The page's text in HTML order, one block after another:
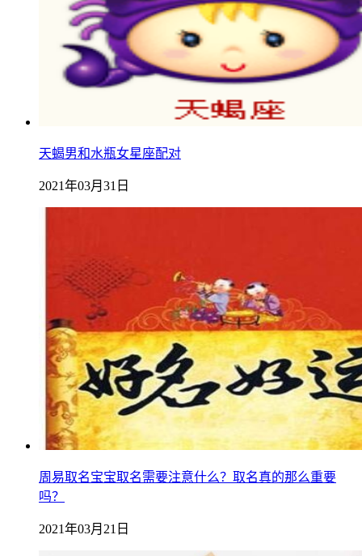
天蝎男和水瓶女星座配对
2021年03月31日
周易取名宝宝取名需要注意什么？取名真的那么重要
吗？
2021年03月21日